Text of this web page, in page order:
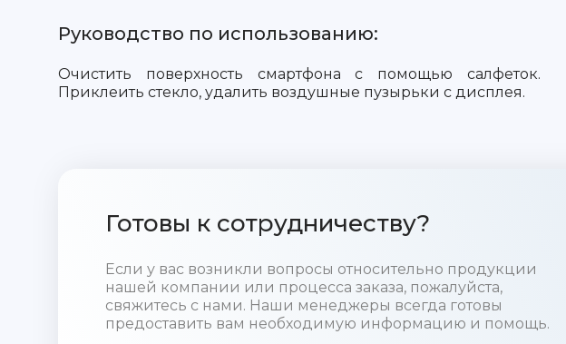
Руководство по использованию:
Очистить поверхность смартфона с помощью салфеток.
Приклеить стекло, удалить воздушные пузырьки с дисплея.
Готовы к сотрудничеству?
Если у вас возникли вопросы относительно продукции
нашей компании или процесса заказа, пожалуйста,
свяжитесь с нами. Наши менеджеры всегда готовы
предоставить вам необходимую информацию и помощь.